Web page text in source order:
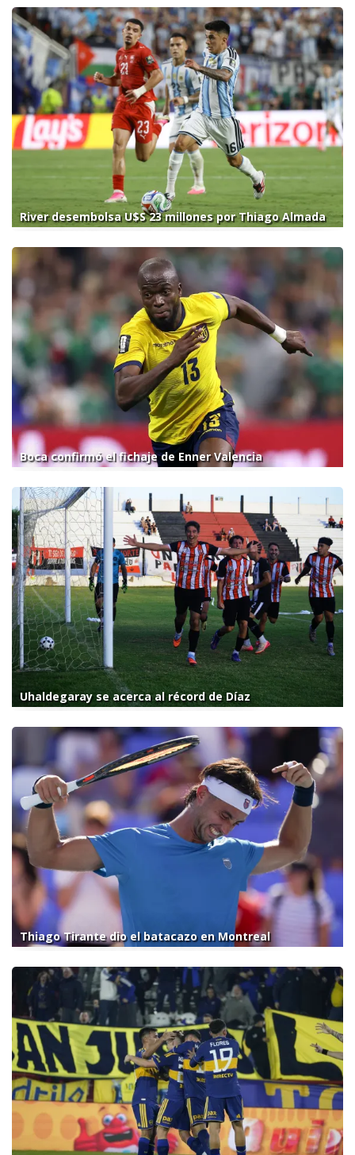
River desembolsa U$S 23 millones por Thiago Almada
Boca confirmó el fichaje de Enner Valencia
Uhaldegaray se acerca al récord de Díaz
Thiago Tirante dio el batacazo en Montreal